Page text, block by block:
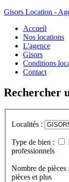
Gisors Location -
Accueil
Nos locations
L'agence
Gisors
Conditions
Contact
Rechercher
Localités :
Type de bien :
professionnels
Nombre de pièces :
pièces et plus